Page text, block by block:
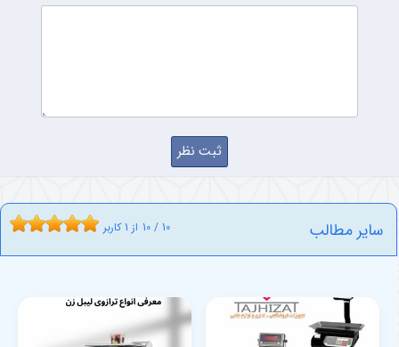
سایر مطالب 10 / 10 از 1 کاربر